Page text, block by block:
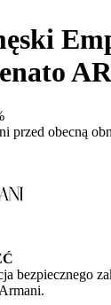
przed obecną
bezpiecznego